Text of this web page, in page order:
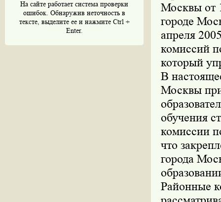
На сайте работает система проверки
ошибок. Обнаружив неточность в
тексте, выделите ее и нажмите Ctrl +
Enter.
Москвы от
городе
апреля
комиссий
который
В
Москвы
обучения
комиссии
что
города
Районные